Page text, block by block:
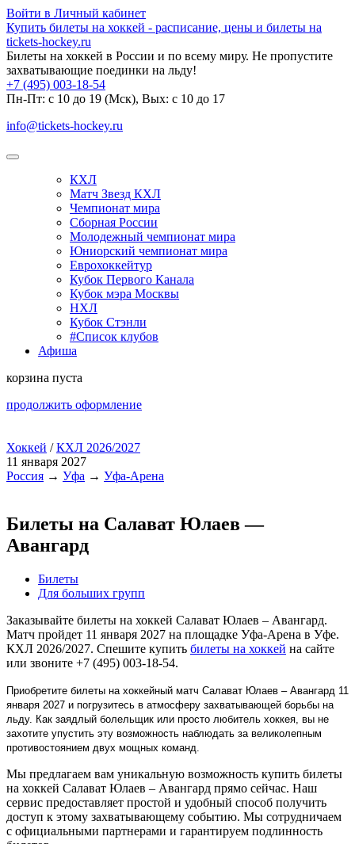
Войти в Личный кабинет
Купить билеты на хоккей - расписание, цены и билеты на
tickets-hockey.ru
Билеты на хоккей в России и по всему миру. Не пропустите
захватывающие поединки на льду!
+7 (495) 003-18-54
Пн-Пт: c 10 до 19 (Мск), Вых: с 10 до 17
info@tickets-hockey.ru
КХЛ
Матч Звезд КХЛ
Чемпионат мира
Сборная России
Молодежный чемпионат мира
Юниорский чемпионат мира
Еврохоккейтур
Кубок Первого Канала
Кубок мэра Москвы
НХЛ
Кубок Стэнли
#Список клубов
Афиша
корзина пуста
продолжить оформление
Хоккей /КХЛ 2026/2027
11 января 2027
Россия → Уфа → Уфа-Арена
Билеты на Салават Юлаев —
Авангард
Билеты
Для больших групп
Заказывайте билеты на хоккей Салават Юлаев – Авангард.
Матч пройдет 11 января 2027 на площадке Уфа-Арена в Уфе.
КХЛ 2026/2027. Спешите купить билеты на хоккей на сайте
или звоните +7 (495) 003-18-54.
Приобретите билеты на хоккейный матч Салават Юлаев – Авангард 11
января 2027 и погрузитесь в атмосферу захватывающей борьбы на
льду. Как заядлый болельщик или просто любитель хоккея, вы не
захотите упустить эту возможность наблюдать за великолепным
противостоянием двух мощных команд.
Мы предлагаем вам уникальную возможность купить билеты
на хоккей Салават Юлаев – Авангард прямо сейчас. Наш
сервис предоставляет простой и удобный способ получить
доступ к этому захватывающему событию. Мы сотрудничаем
с официальными партнерами и гарантируем подлинность